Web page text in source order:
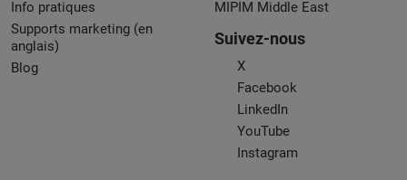
Info pratiques
Supports marketing (en
anglais)
Blog
MIPIM Middle East
Suivez-nous
X
Facebook
LinkedIn
YouTube
Instagram